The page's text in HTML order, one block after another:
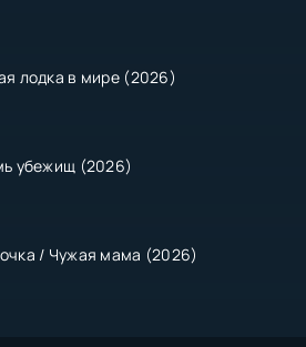
лодка в мире (2026)
убежищ (2026)
/ Чужая мама (2026)